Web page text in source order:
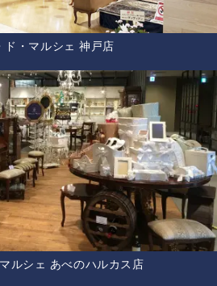
ド・マルシェ 神戸店
ルシェ あべのハルカス店